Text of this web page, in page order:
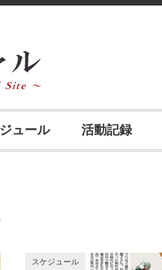
ュール 活動記録
スケジュール